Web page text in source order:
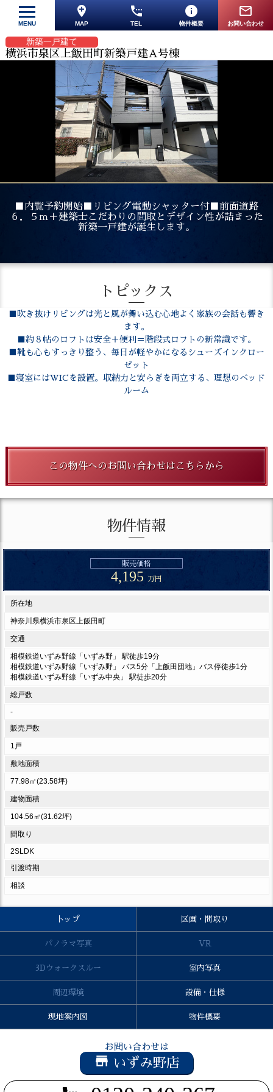
MENU
add_location
MAP
settings_phone
TEL
info
物件概要
mail_outline
お問い合わせ
新築一戸建て
横浜市泉区上飯田町新築戸建A号棟
■内覧予約開始■リビング電動シャッター付■前面道路
６．５ｍ＋建築士こだわりの間取とデザイン性が詰まった
新築一戸建が誕生します。
トピックス
■吹き抜けリビングは光と風が舞い込む心地よく家族の会話も響き
ます。
■約８帖のロフトは安全＋便利＝階段式ロフトの新常識です。
■靴も心もすっきり整う、毎日が軽やかになるシューズインクロー
ゼット
■寝室にはWICを設置。収納力と安らぎを両立する、理想のベッド
ルーム
この物件へのお問い合わせはこちらから
物件情報
販売価格
4,195 万円
所在地
神奈川県横浜市泉区上飯田町
交通
相模鉄道いずみ野線「いずみ野」 駅徒歩19分
相模鉄道いずみ野線「いずみ野」 バス5分「上飯田団地」バス停徒歩1分
相模鉄道いずみ野線「いずみ中央」 駅徒歩20分
総戸数
-
販売戸数
1戸
敷地面積
77.98㎡(23.58坪)
建物面積
104.56㎡(31.62坪)
間取り
2SLDK
引渡時期
相談
卜ップ 区画・間取り
パノラマ写真 VR
3Dウォークスルー 室内写真
周辺環境 設備・仕様
現地案内図 物件概要
お問い合わせは
store_mall_directory いずみ野店